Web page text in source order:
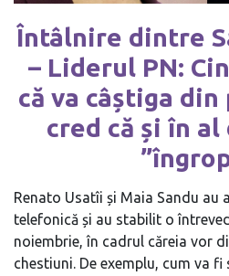
Întâlnire dintre
– Liderul PN:
că va câștiga
cred că și în
Renato Usatîi și Maia Sandu au
telefonică și au stabilit o
noiembrie, în cadrul căreia vor
chestiuni. De exemplu, cum va